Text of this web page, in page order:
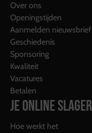
Over ons
Openingstijden
Aanmelden nieuwsbrief
Geschiedenis
Sponsoring
Kwaliteit
Vacatures
Betalen
JE ONLINE SLAGER
Hoe werkt het